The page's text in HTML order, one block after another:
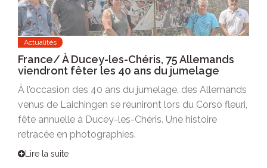
Actualités
France/ À Ducey-les-Chéris, 75 Allemands
viendront fêter les 40 ans du jumelage
À l’occasion des 40 ans du jumelage, des Allemands
venus de Laichingen se réuniront lors du Corso fleuri,
fête annuelle à Ducey-les-Chéris. Une histoire
retracée en photographies.
Lire la suite